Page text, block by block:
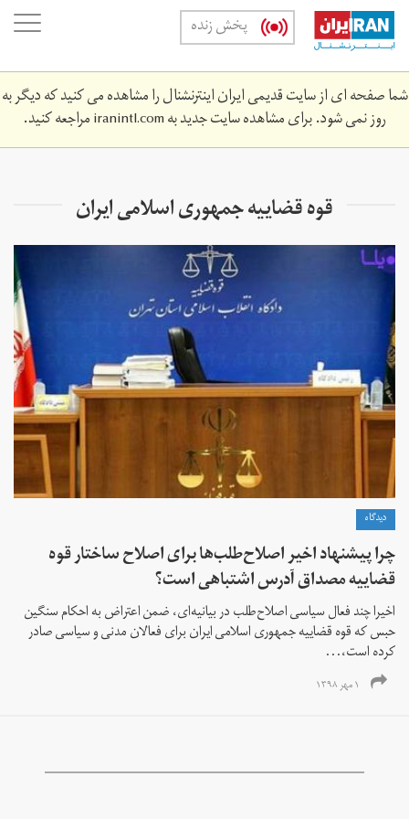
Skip
main
content
پخش زنده
شما صفحه ای از سایت قدیمی ایران اینترنشنال را مشاهده می کنید که دیگر به
روز نمی شود. برای مشاهده سایت جدید بهiranintl.comمراجعه کنید.
قوه قضاییه جمهوری اسلامی ایران
دیدگاه
چرا پیشنهاد اخیر اصلاح‌طلب‌ها برای اصلاح ساختار قوه
قضاییه مصداق آدرس اشتباهی است؟
اخیرا چند فعال سیاسی اصلاح‌طلب در بیانیه‌ای، ضمن اعتراض به احکام سنگین
حبس که قوه قضاییه جمهوری اسلامی ایران برای فعالان مدنی و سیاسی صادر
کرده است،...
۱ مهر ۱۳۹۸